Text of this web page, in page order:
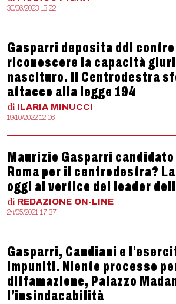
30/06/2023 13:22
Gasparri deposita ddl contro
riconoscere la capacità
nascituro. Il Centrodestra
attacco alla legge 194
di ILARIA MINUCCI
19/10/2022 12:06
Maurizio Gasparri candidato
Roma per il centrodestra?
oggi al vertice dei leader
di REDAZIONE ON-LINE
24/05/2021 17:37
Gasparri, Candiani e
impuniti. Niente processo
diffamazione, Palazzo
l’insindacabilità